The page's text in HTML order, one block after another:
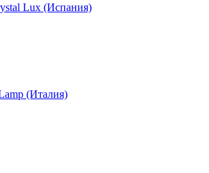
Lux (Испания)
(Италия)